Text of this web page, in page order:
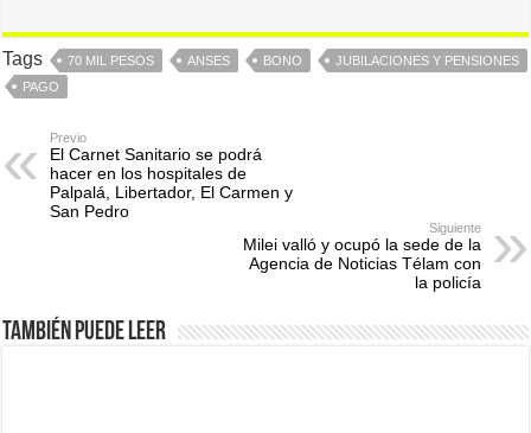
Tags 70 MIL PESOS ANSES BONO
JUBILACIONES Y PENSIONES
PAGO
Previo
El Carnet Sanitario se podrá
hacer en los hospitales de
Palpalá, Libertador, El Carmen y
San Pedro
Siguiente
Milei valló y ocupó la sede de la
Agencia de Noticias Télam con
la policía
También puede leer